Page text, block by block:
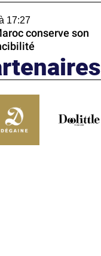
17:27
conserve son